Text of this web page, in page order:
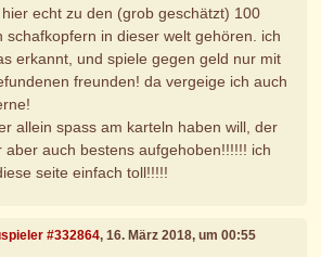
echt zu den (grob geschätzt) 100
schafkopfern in dieser welt gehören. ich
erkannt, und spiele gegen geld nur mit
freunden! da vergeige ich auch
allein spass am karteln haben will, der
aber auch bestens aufgehoben!!!!!! ich
seite einfach toll!!!!!
#332864, 16. März 2018, um 00:55